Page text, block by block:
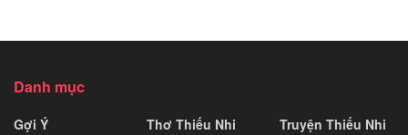
Danh mục
Gợi Ý
Thơ Thiếu Nhi
Truyện Thiếu Nhi